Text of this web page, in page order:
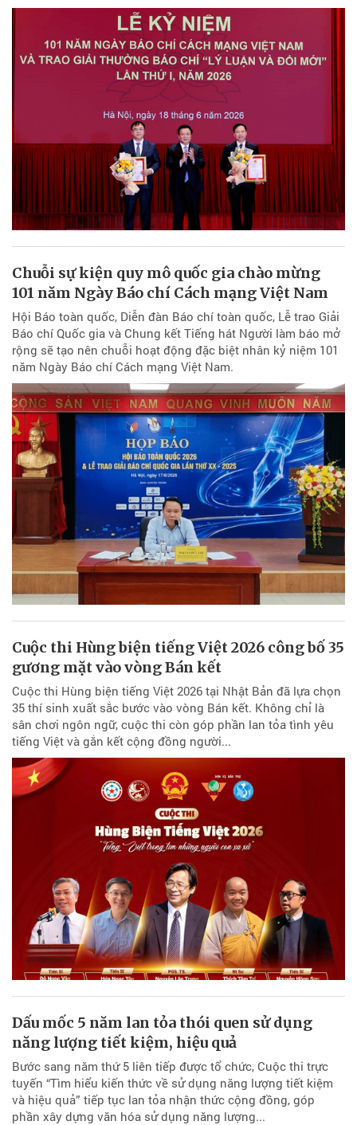
Chuỗi sự kiện quy mô quốc gia chào mừng
101 năm Ngày Báo chí Cách mạng Việt Nam
Hội Báo toàn quốc, Diễn đàn Báo chí toàn quốc, Lễ trao Giải
Báo chí Quốc gia và Chung kết Tiếng hát Người làm báo mở
rộng sẽ tạo nên chuỗi hoạt động đặc biệt nhân kỷ niệm 101
năm Ngày Báo chí Cách mạng Việt Nam.
Cuộc thi Hùng biện tiếng Việt 2026 công bố 35
gương mặt vào vòng Bán kết
Cuộc thi Hùng biện tiếng Việt 2026 tại Nhật Bản đã lựa chọn
35 thí sinh xuất sắc bước vào vòng Bán kết. Không chỉ là
sân chơi ngôn ngữ, cuộc thi còn góp phần lan tỏa tình yêu
tiếng Việt và gắn kết cộng đồng người...
Dấu mốc 5 năm lan tỏa thói quen sử dụng
năng lượng tiết kiệm, hiệu quả
Bước sang năm thứ 5 liên tiếp được tổ chức, Cuộc thi trực
tuyến “Tìm hiểu kiến thức về sử dụng năng lượng tiết kiệm
và hiệu quả” tiếp tục lan tỏa nhận thức cộng đồng, góp
phần xây dựng văn hóa sử dụng năng lượng...